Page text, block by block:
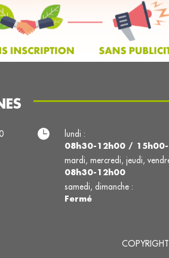
lundi :
08h30-12h00 /
mardi, mercredi, jeudi,
08h30-12h00
samedi, dimanche :
Fermé